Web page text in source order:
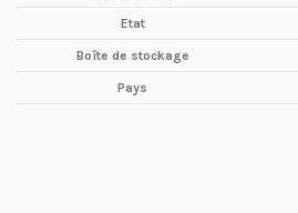
Etat
Boîte de stockage
Pays